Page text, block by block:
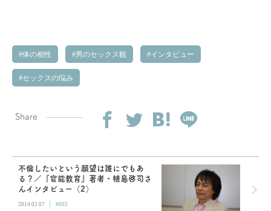
体の相性 男のセックス観 インタビュー
セックスの悩み
Share
不倫したいという願望は誰にでもあ
る？／『官能教育』著者・植島啓司さ
んインタビュー（2）
2014.02.07 | #003